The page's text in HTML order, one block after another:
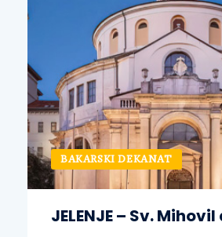
BAKARSKI DEKANAT
JELENJE – Sv.